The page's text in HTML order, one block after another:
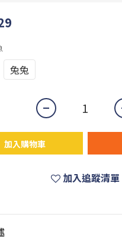
兔兔
加入購物車
加入追蹤清單